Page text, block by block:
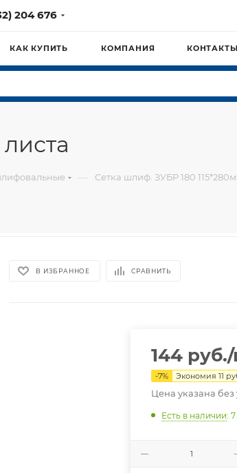
204 676
КАК КУПИТЬ КОМПАНИЯ КОНТАКТЫ
— Сетка шлиф. ЗУБР 180
В ИЗБРАННОЕ СРАВНИТЬ
144 руб.
-7% Экономия11
Цена указана
Есть в наличии: 7